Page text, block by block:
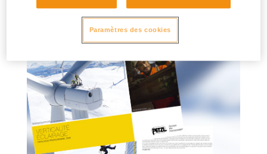
Paramètres des cookies